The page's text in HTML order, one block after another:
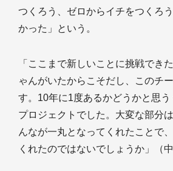
つくろう、ゼロからイチをつくろ
かった」という。
「ここまで新しいことに挑戦でき
ゃんがいたからこそだし、このチ
す。10年に1度あるかどうかと思
プロジェクトでした。大変な部分
んなが一丸となってくれたことで
くれたのではないでしょうか」（中